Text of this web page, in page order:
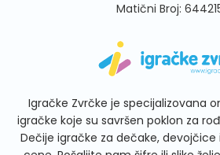
Matični Broj:
Igračke Zvrčke je specijalizovana
igračke koje su savršen poklon za
Dečije igračke za dečake, devojčice